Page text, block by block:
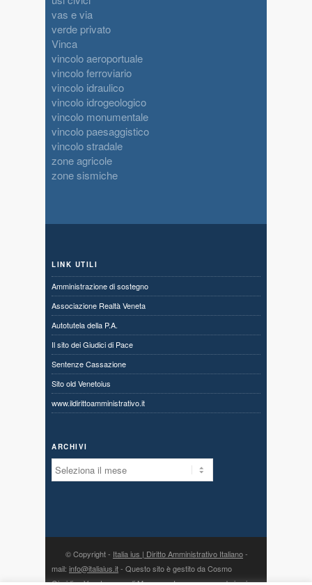
vas e via
verde privato
Vinca
vincolo aeroportuale
vincolo ferroviario
vincolo idraulico
vincolo idrogeologico
vincolo monumentale
vincolo paesaggistico
vincolo stradale
zone agricole
zone sismiche
LINK UTILI
Amministrazione di sostegno
Associazione Realtà Veneta
Autotutela della P.A.
Il sito dei Giudici di Pace
Sentenze Cassazione
Sito old Venetoius
www.ildirittoamministrativo.it
ARCHIVI
Archivi
© Copyright - Italia ius | Diritto Amministrativo Italiano-
mail: info@italiaius.it- Questo sito è gestito da Cosmo